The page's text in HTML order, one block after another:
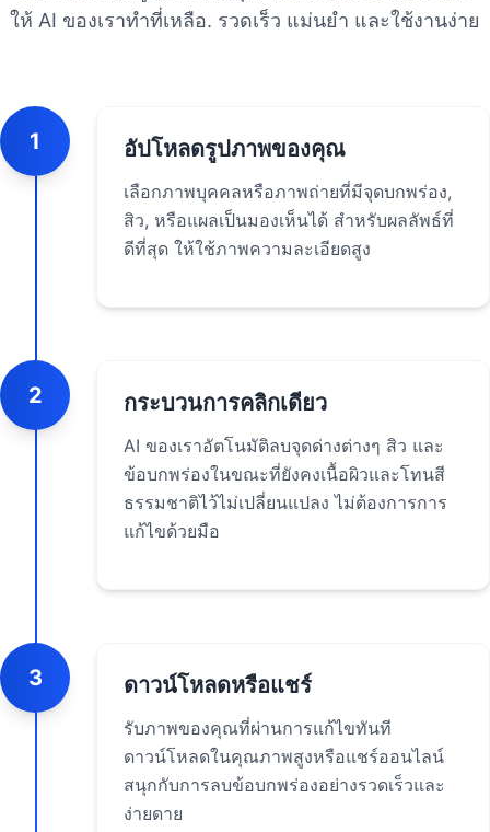
ให้ AI ของเราทำที่เหลือ. รวดเร็ว แม่นยำ และใช้งานง่าย
1 อัปโหลดรูปภาพของคุณ
เลือกภาพบุคคลหรือภาพถ่ายที่มีจุดบกพร่อง,
สิว, หรือแผลเป็นมองเห็นได้ สำหรับผลลัพธ์ที่
ดีที่สุด ให้ใช้ภาพความละเอียดสูง
2 กระบวนการคลิกเดียว
AI ของเราอัตโนมัติลบจุดด่างต่างๆ สิว และ
ข้อบกพร่องในขณะที่ยังคงเนื้อผิวและโทนสี
ธรรมชาติไว้ไม่เปลี่ยนแปลง ไม่ต้องการการ
แก้ไขด้วยมือ
3 ดาวน์โหลดหรือแชร์
รับภาพของคุณที่ผ่านการแก้ไขทันที
ดาวน์โหลดในคุณภาพสูงหรือแชร์ออนไลน์
สนุกกับการลบข้อบกพร่องอย่างรวดเร็วและ
ง่ายดาย